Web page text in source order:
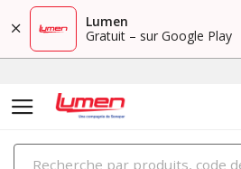
Lumen
Gratuit – sur Google Play
PRODUITS